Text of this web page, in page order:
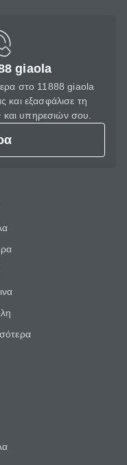
giaola
στο 11888 giaola
και εξασφάλισε τη
υπηρεσιών σου.